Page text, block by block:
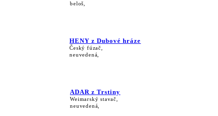
beloš,
HENY z Dubové hráze
Český fúzač,
neuvedená,
ADAR z Trstiny
Weimarský stavač,
neuvedená,